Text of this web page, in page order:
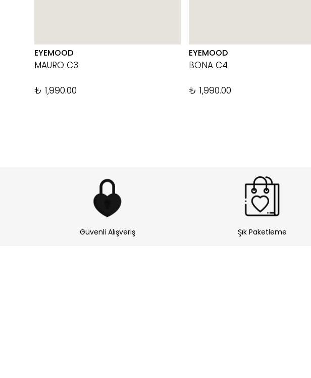
EYEMOOD
MAURO C3
₺ 1,990.00
EYEMOOD
BONA C4
₺ 1,990.00
Güvenli Alışveriş Şık Paketleme